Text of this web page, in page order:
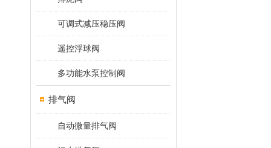
可调式减压稳压阀
遥控浮球阀
多功能水泵控制阀
排气阀
自动微量排气阀